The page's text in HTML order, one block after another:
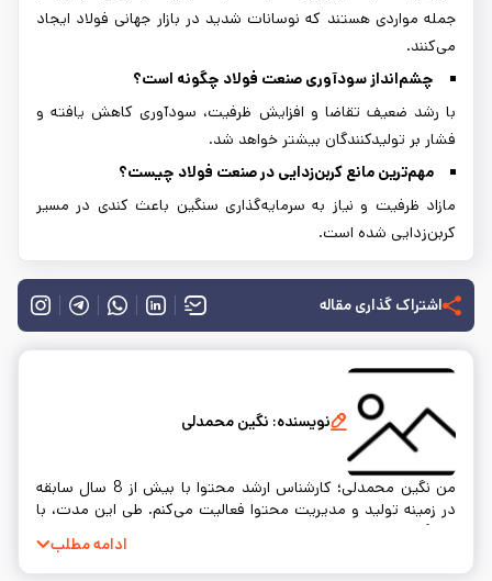
جمله مواردی هستند که نوسانات شدید در بازار جهانی فولاد ایجاد
می‌کنند.
چشم‌انداز سودآوری صنعت فولاد چگونه است؟
با رشد ضعیف تقاضا و افزایش ظرفیت، سودآوری کاهش یافته و
فشار بر تولیدکنندگان بیشتر خواهد شد.
‌مهم‌ترین مانع کربن‌زدایی در صنعت فولاد چیست؟
مازاد ظرفیت و نیاز به سرمایه‌گذاری سنگین باعث کندی در مسیر
کربن‌زدایی شده است.
اشتراک گذاری مقاله
نویسنده: نگین محمدلی
من نگین محمدلی؛ کارشناس ارشد محتوا با بیش از 8 سال سابقه
در زمینه تولید و مدیریت محتوا فعالیت می‌کنم. طی این مدت، با
بهره‌گیری از دانش تخصصی در زمینه‌های مختلف محتوا و فناوری،
توانسته‌ام پروژه‌های موفقی در بهینه‌سازی موتور جستجو و
استراتژی‌های تولید محتوا انجام دهم. همیشه در تلاش هستم تا
ادامه مطلب